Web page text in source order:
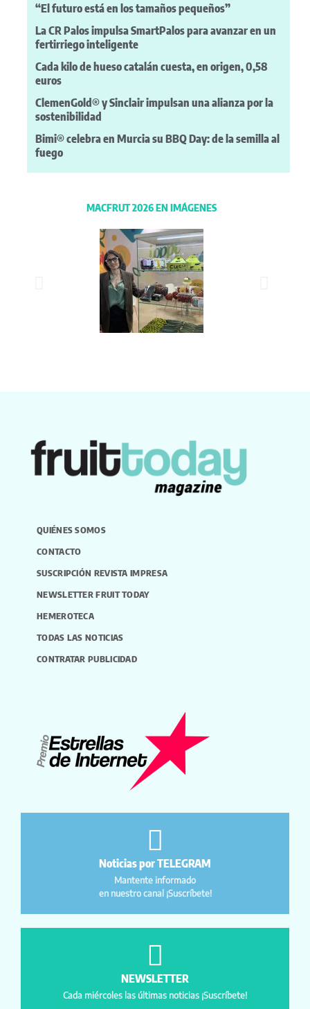
“El futuro está en los tamaños pequeños”
La CR Palos impulsa SmartPalos para avanzar en un
fertirriego inteligente
Cada kilo de hueso catalán cuesta, en origen, 0,58
euros
ClemenGold® y Sinclair impulsan una alianza por la
sostenibilidad
Bimi® celebra en Murcia su BBQ Day: de la semilla al
fuego
MACFRUT 2026 EN IMÁGENES
QUIÉNES SOMOS
CONTACTO
SUSCRIPCIÓN REVISTA IMPRESA
NEWSLETTER FRUIT TODAY
HEMEROTECA
TODAS LAS NOTICIAS
CONTRATAR PUBLICIDAD
Noticias por TELEGRAM
Mantente informado
en nuestro canal ¡Suscríbete!
NEWSLETTER
Cada miércoles las últimas noticias ¡Suscríbete!